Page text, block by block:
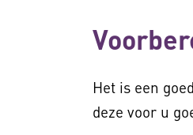
Het is een
deze voor u